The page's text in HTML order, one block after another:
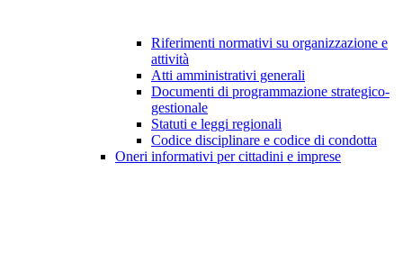
Riferimenti normativi su organizzazione e
attività
Atti amministrativi generali
Documenti di programmazione strategico-
gestionale
Statuti e leggi regionali
Codice disciplinare e codice di condotta
Oneri informativi per cittadini e imprese